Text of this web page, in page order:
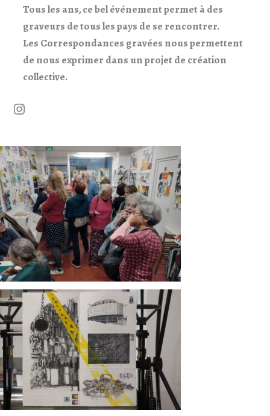
Tous les ans, ce bel événement permet à des
graveurs de tous les pays de se rencontrer.
Les Correspondances gravées nous permettent
de nous exprimer dans un projet de création
collective.
Instagram